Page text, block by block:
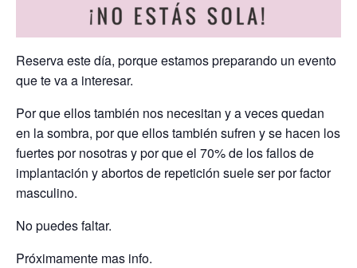
Reserva este día, porque estamos preparando un evento
que te va a interesar.
Por que ellos también nos necesitan y a veces quedan
en la sombra, por que ellos también sufren y se hacen los
fuertes por nosotras y por que el 70% de los fallos de
implantación y abortos de repetición suele ser por factor
masculino.
No puedes faltar.
Próximamente mas info.